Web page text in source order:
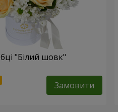
"Білий шовк"
Замовити